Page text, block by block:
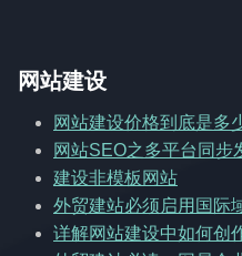
网站建设
网站建设价格到底是多
网站SEO之多平台同步
建设非模板网站
外贸建站必须启用国际
详解网站建设中如何创